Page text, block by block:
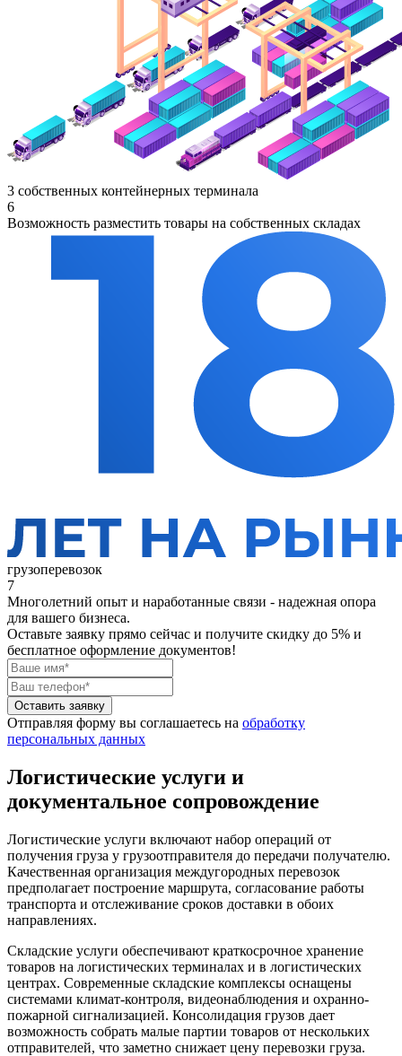
3 собственных контейнерных терминала
6
Возможность разместить товары на собственных складах
грузоперевозок
7
Многолетний опыт и наработанные связи - надежная опора
для вашего бизнеса.
Оставьте заявку прямо сейчас и получите скидку до 5% и
бесплатное оформление документов!
Оставить заявку
Отправляя форму вы соглашаетесь на обработку
персональных данных
Логистические услуги и
документальное сопровождение
Логистические услуги включают набор операций от
получения груза у грузоотправителя до передачи получателю.
Качественная организация междугородных перевозок
предполагает построение маршрута, согласование работы
транспорта и отслеживание сроков доставки в обоих
направлениях.
Складские услуги обеспечивают краткосрочное хранение
товаров на логистических терминалах и в логистических
центрах. Современные складские комплексы оснащены
системами климат-контроля, видеонаблюдения и охранно-
пожарной сигнализацией. Консолидация грузов дает
возможность собрать малые партии товаров от нескольких
отправителей, что заметно снижает цену перевозки груза.